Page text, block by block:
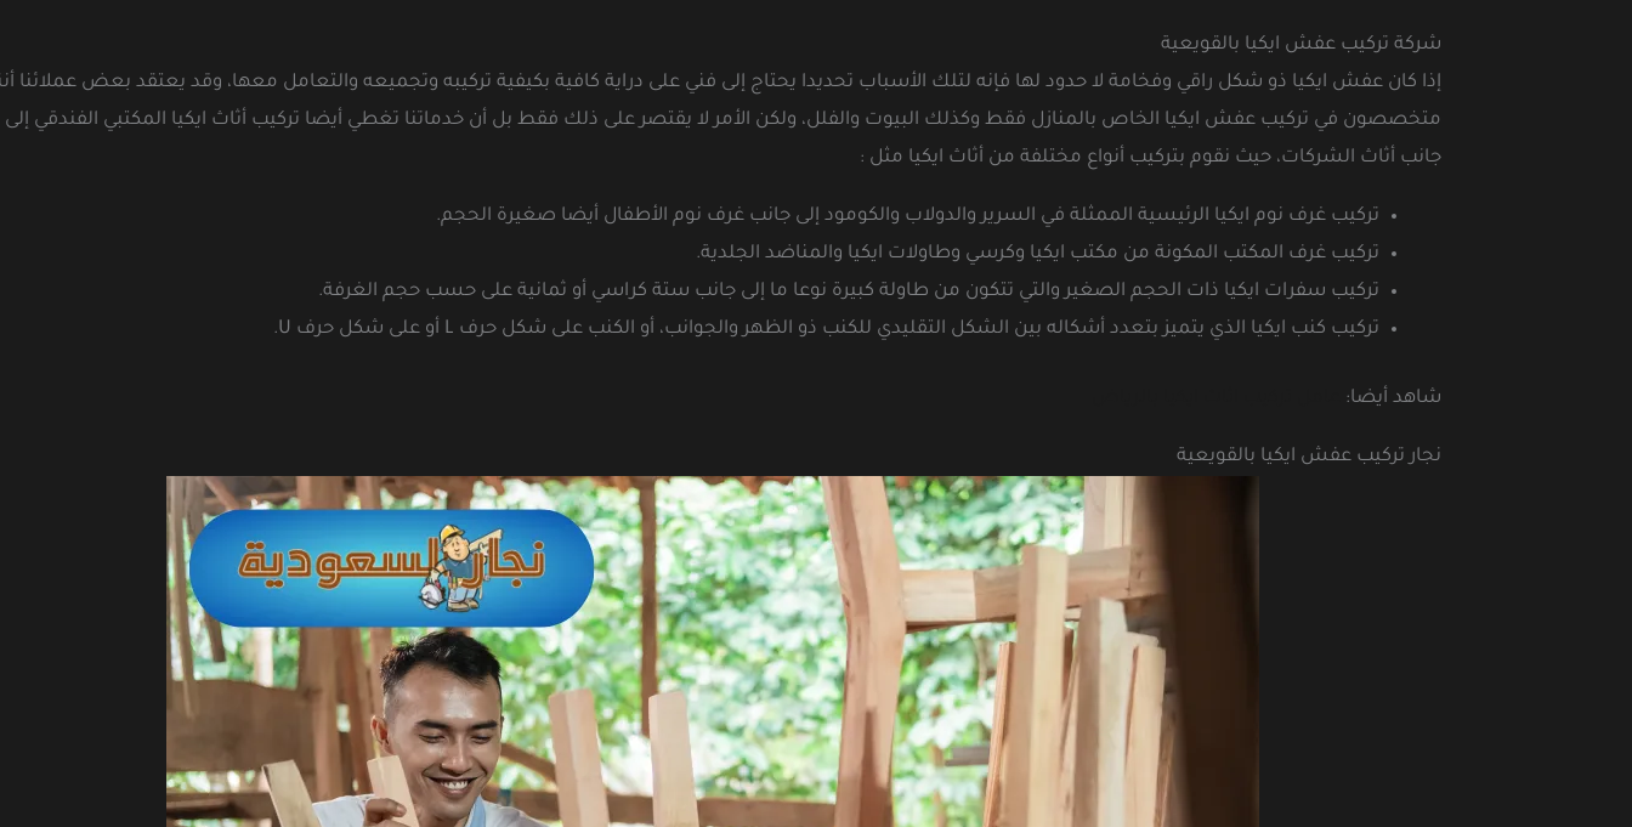
شركة تركيب عفش ايكيا بالقويعية
إذا كان عفش ايكيا ذو شكل راقي وفخامة لا حدود لها فإنه لتلك الأسباب تحديدا يحتاج إلى فني على دراية كافية بكيفية تركيبه وتجميعه والتعامل معها، وقد يعتقد بعض عملائنا
متخصصون في تركيب عفش ايكيا الخاص بالمنازل فقط وكذلك البيوت والفلل، ولكن الأمر لا يقتصر على ذلك فقط بل أن خدماتنا تغطي أيضا تركيب أثاث ايكيا المكتبي الفندقي إلى
جانب أثاث الشركات، حيث نقوم بتركيب أنواع مختلفة من أثاث ايكيا مثل :
تركيب غرف نوم ايكيا الرئيسية الممثلة في السرير والدولاب والكومود إلى جانب غرف نوم الأطفال أيضا صغيرة الحجم.
تركيب غرف المكتب المكونة من مكتب ايكيا وكرسي وطاولات ايكيا والمناضد الجلدية.
تركيب سفرات ايكيا ذات الحجم الصغير والتي تتكون من طاولة كبيرة نوعا ما إلى جانب ستة كراسي أو ثمانية على حسب حجم الغرفة.
تركيب كنب ايكيا الذي يتميز بتعدد أشكاله بين الشكل التقليدي للكنب ذو الظهر والجوانب، أو الكنب على شكل حرف L أو على شكل حرف U.
شاهد أيضا:
نجار تركيب عفش ايكيا بالقويعية